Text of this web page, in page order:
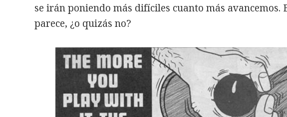
se irán poniendo más difíciles cuanto más avancemos.
parece, ¿o quizás no?